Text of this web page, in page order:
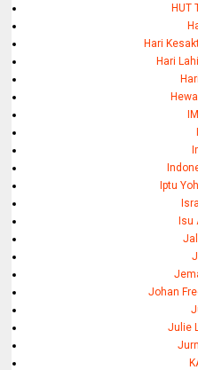
HUT
Hari
Hari
Iptu
Isu
Johan
Julie